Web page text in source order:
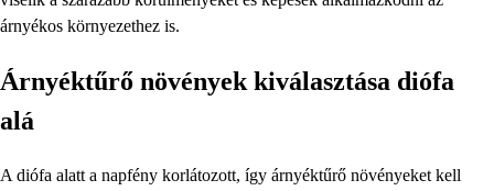
árnyékos környezethez is.
Árnyéktűrő növények kiválasztása diófa
alá
A diófa alatt a napfény korlátozott, így árnyéktűrő növényeket kell